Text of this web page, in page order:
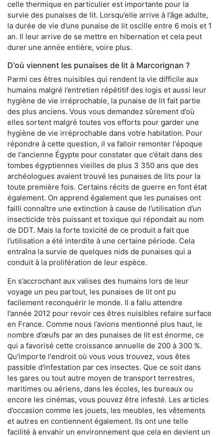
celle thermique en particulier est importante pour la
survie des punaises de lit. Lorsqu’elle arrive à l’âge adulte,
la durée de vie d’une punaise de lit oscille entre 6 mois et 1
an. Il leur arrive de se mettre en hibernation et cela peut
durer une année entière, voire plus.
D'où viennent les punaises de lit à Marcorignan ?
Parmi ces êtres nuisibles qui rendent la vie difficile aux
humains malgré l’entretien répétitif des logis et aussi leur
hygiène de vie irréprochable, la punaise de lit fait partie
des plus anciens. Vous vous demandez sûrement d’où
elles sortent malgré toutes vos efforts pour garder une
hygiène de vie irréprochable dans votre habitation. Pour
répondre à cette question, il va falloir remonter l'époque
de l'ancienne Égypte pour constater que c’était dans des
tombes égyptiennes vieilles de plus 3 350 ans que des
archéologues avaient trouvé les punaises de lits pour la
toute première fois. Certains récits de guerre en font état
également. On apprend également que les punaises ont
failli connaître une extinction à cause de l’utilisation d’un
insecticide très puissant et toxique qui répondait au nom
de DDT. Mais la forte toxicité de ce produit a fait que
l’utilisation a été interdite à une certaine période. Cela
entraîna la survie de quelques nids de punaises qui a
conduit à la prolifération de leur espèce.
En s’accrochant aux valises des humains lors de leur
voyage un peu partout, les punaises de lit ont pu
facilement reconquérir le monde. Il a fallu attendre
l’année 2012 pour revoir ces êtres nuisibles refaire surface
en France. Comme nous l’avions mentionné plus haut, le
nombre d’œufs par an des punaises de lit est énorme, ce
qui a favorisé cette croissance annuelle de 200 à 300 %.
Qu'importe l'endroit où vous vous trouvez, vous êtes
passible d'infestation par ces insectes. Que ce soit dans
les gares ou tout autre moyen de transport terrestres,
maritimes ou aériens, dans les écoles, les bureaux ou
encore les cinémas, vous pouvez être infesté. Les articles
d’occasion comme les jouets, les meubles, les vêtements
et autres en contiennent également. Ils ont une telle
facilité à envahir un environnement que cela en devient un